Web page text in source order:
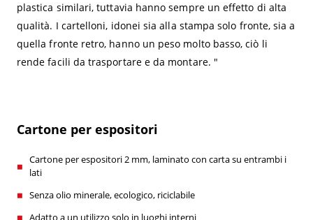
plastica similari, tuttavia hanno sempre un effetto di alta
qualità. I cartelloni, idonei sia alla stampa solo fronte, sia a
quella fronte retro, hanno un peso molto basso, ciò li
rende facili da trasportare e da montare. "
Cartone per espositori
Cartone per espositori 2 mm, laminato con carta su entrambi i
lati
Senza olio minerale, ecologico, riciclabile
Adatto a un utilizzo solo in luoghi interni